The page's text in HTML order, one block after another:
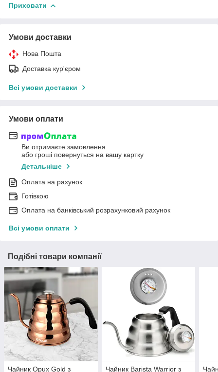
Приховати
Умови доставки
Нова Пошта
Доставка кур'єром
Всі умови доставки
Умови оплати
Ви отримаєте замовлення
або гроші повернуться на вашу картку
Детальніше
Оплата на рахунок
Готівкою
Оплата на банківський розрахунковий рахунок
Всі умови оплати
Подібні товари компанії
Чайник Opux Gold з Чайник Barista Warrior з